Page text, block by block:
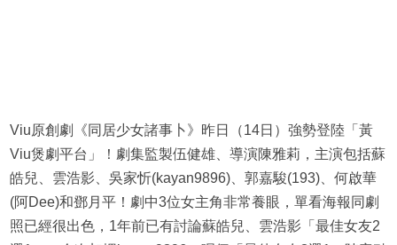
Viu原創劇《同居少女諸事卜》昨日（14日）強勢登陸「黃
Viu煲劇平台」！劇集監製伍健雄、導演陳雅莉，主演包括蘇
皓兒、雲浩影、吳家忻(kayan9896)、郭嘉駿(193)、何啟華
(阿Dee)和鄧月平！劇中3位女主角非常養眼，單看海報同劇
照已經很出色，1年前已有討論蘇皓兒、雲浩影「最佳女友2